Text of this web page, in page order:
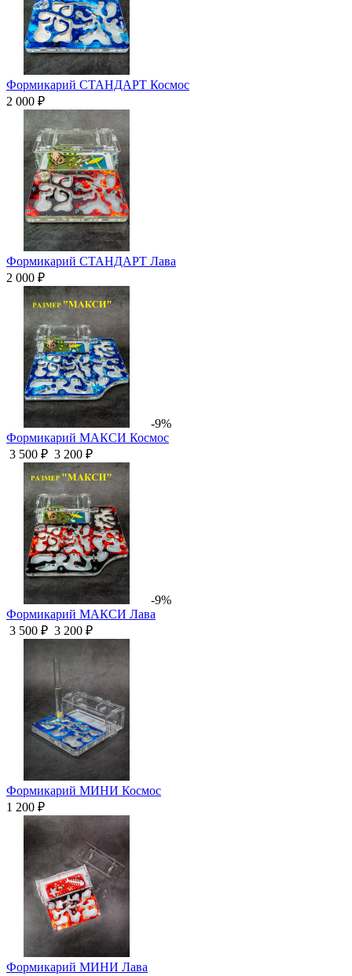
Формикарий СТАНДАРТ Космос
2 000 ₽
Формикарий СТАНДАРТ Лава
2 000 ₽
-9%
Формикарий МАКСИ Космос
3 500 ₽ 3 200 ₽
-9%
Формикарий МАКСИ Лава
3 500 ₽ 3 200 ₽
Формикарий МИНИ Космос
1 200 ₽
Формикарий МИНИ Лава